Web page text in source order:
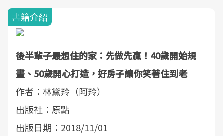
書籍介紹
後半輩子最想住的家：先做先贏！40歲開始規
畫、50歲開心打造，好房子讓你笑著住到老
作者：林黛羚（阿羚）
出版社：原點
出版日期：2018/11/01